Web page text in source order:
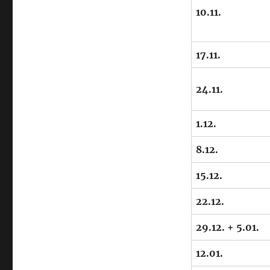
10.11.
17.11.
24.11.
1.12.
8.12.
15.12.
22.12.
29.12. + 5.01.
12.01.